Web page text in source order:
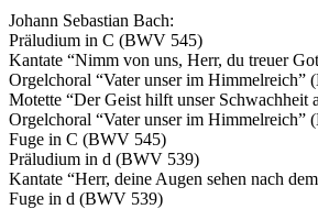
Johann Sebastian Bach:
Präludium in C (BWV 545)
Kantate “Nimm von uns, Herr, du treuer
Orgelchoral “Vater unser im Himmelreich” (
Motette “Der Geist hilft unser Schwachheit
Orgelchoral “Vater unser im Himmelreich” (
Fuge in C (BWV 545)
Präludium in d (BWV 539)
Kantate “Herr, deine Augen sehen nach
Fuge in d (BWV 539)